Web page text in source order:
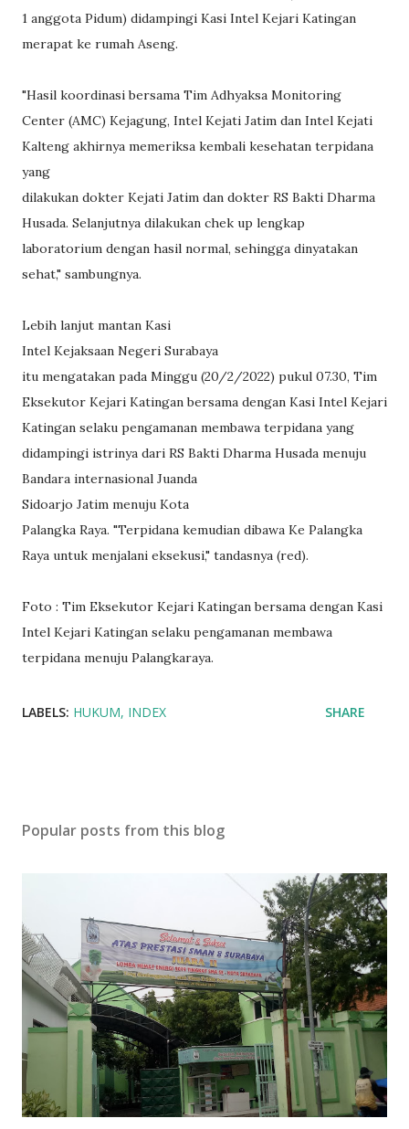
1 anggota Pidum) didampingi Kasi Intel Kejari Katingan
merapat ke rumah Aseng.
"Hasil koordinasi bersama Tim Adhyaksa Monitoring
Center (AMC) Kejagung, Intel Kejati Jatim dan Intel Kejati
Kalteng akhirnya memeriksa kembali kesehatan terpidana
yang
dilakukan dokter Kejati Jatim dan dokter RS Bakti Dharma
Husada. Selanjutnya dilakukan chek up lengkap
laboratorium dengan hasil normal, sehingga dinyatakan
sehat," sambungnya.
Lebih lanjut mantan Kasi
Intel Kejaksaan Negeri Surabaya
itu mengatakan pada Minggu (20/2/2022) pukul 07.30, Tim
Eksekutor Kejari Katingan bersama dengan Kasi Intel Kejari
Katingan selaku pengamanan membawa terpidana yang
didampingi istrinya dari RS Bakti Dharma Husada menuju
Bandara internasional Juanda
Sidoarjo Jatim menuju Kota
Palangka Raya. "Terpidana kemudian dibawa Ke Palangka
Raya untuk menjalani eksekusi," tandasnya (red).
Foto : Tim Eksekutor Kejari Katingan bersama dengan Kasi
Intel Kejari Katingan selaku pengamanan membawa
terpidana menuju Palangkaraya.
LABELS: HUKUM INDEX SHARE
Popular posts from this blog